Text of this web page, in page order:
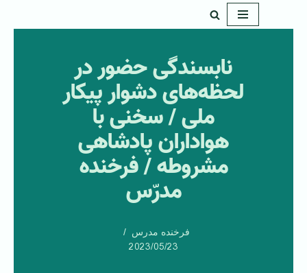
نابسندگی حضور در
لحظه‌های دشوار پیکار
ملی / سخنی با
هواداران پادشاهی
مشروطه / فرخنده
مدرّس
فرخنده مدرس
2023/05/23